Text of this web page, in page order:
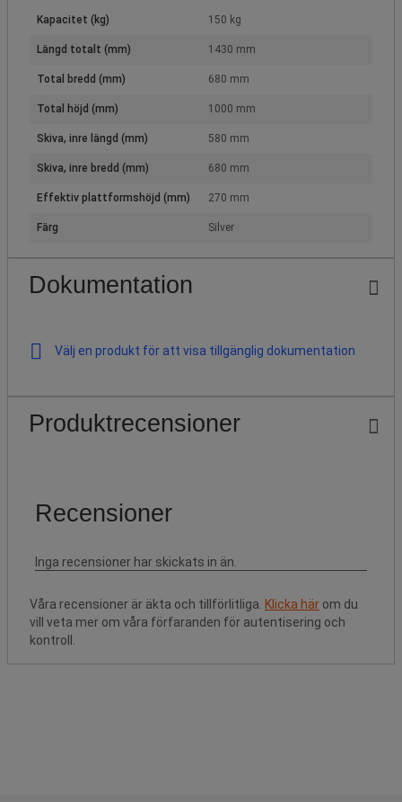
Kapacitet (kg) 150 kg
Längd totalt (mm) 1430 mm
Total bredd (mm) 680 mm
Total höjd (mm) 1000 mm
Skiva, inre längd (mm) 580 mm
Skiva, inre bredd (mm) 680 mm
Effektiv plattformshöjd (mm) 270 mm
Färg Silver
Dokumentation
Välj en produkt för att visa tillgänglig dokumentation
Produktrecensioner
Våra recensioner är äkta och tillförlitliga. Klicka här om du
vill veta mer om våra förfaranden för autentisering och
kontroll.